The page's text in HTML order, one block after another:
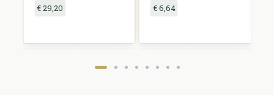
€ 29,20 € 6,64